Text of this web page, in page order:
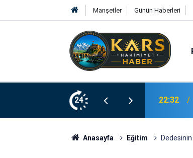
Manşetler Günün Haberleri
24
gram eroin ele geçirildi 21:02
Anasayfa Eğitim